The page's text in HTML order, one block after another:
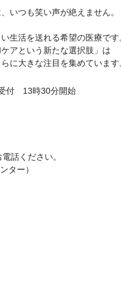
いつも笑い声が絶えません。
生活を送れる希望の医療です
アという新たな選択肢」は
に大きな注目を集めています
付 13時30分開始
話ください。
ター）